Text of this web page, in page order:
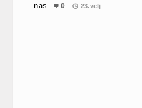
nas
0 23.velj